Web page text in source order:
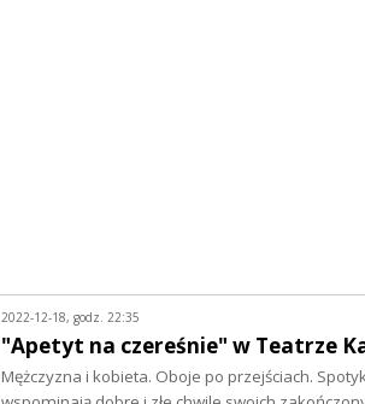
2022-12-18, godz. 22:35
"Apetyt na czereśnie" w Teatrze
Mężczyzna i kobieta. Oboje po przejściach.